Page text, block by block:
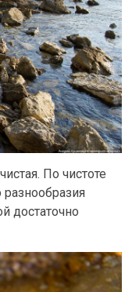
По чистоте
достаточно